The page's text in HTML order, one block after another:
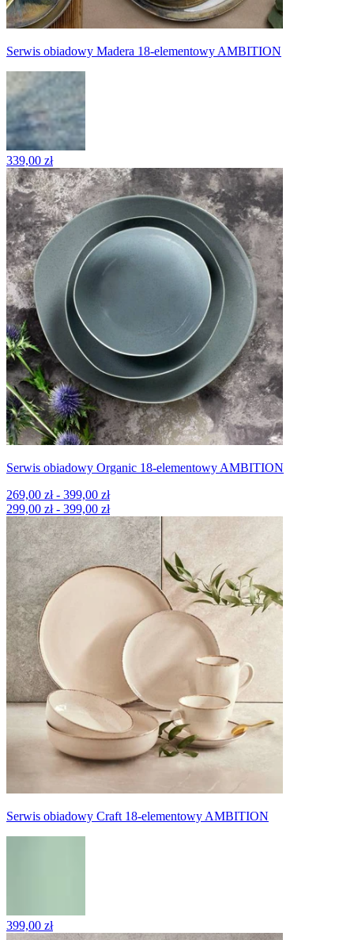
Serwis obiadowy Madera 18-elementowy AMBITION
339,00 zł
Serwis obiadowy Organic 18-elementowy AMBITION
269,00 zł - 399,00 zł
299,00 zł - 399,00 zł
Serwis obiadowy Craft 18-elementowy AMBITION
399,00 zł